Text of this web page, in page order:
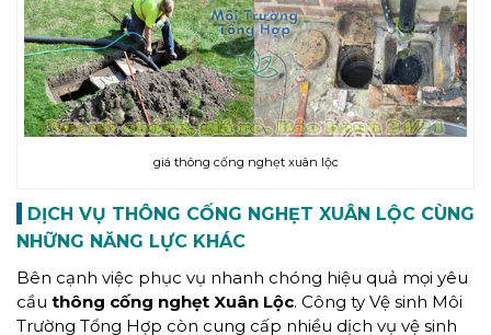
giá thông cống nghẹt xuân lộc
DỊCH VỤ THÔNG CỐNG NGHẸT XUÂN LỘC CÙNG
NHỮNG NĂNG LỰC KHÁC
Bên cạnh việc phục vụ nhanh chóng hiệu quả mọi yêu
cầu thông cống nghẹt Xuân Lộc. Công ty Vệ sinh Môi
Trường Tổng Hợp còn cung cấp nhiều dịch vụ vệ sinh